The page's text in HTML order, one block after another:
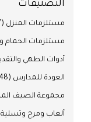
التصنيفات
مستلزمات المنزل (137)
مستلزمات الحمام
أدوات الطهي
العودة للمدارس (48)
مجموعة الصيف
ألعاب ومرح وتسلية